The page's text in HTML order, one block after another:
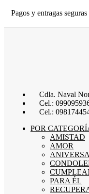
Pagos y entragas
Cdla. Naval
Cel.:
Cel.:
POR
AMISTAD
AMOR
PARA ÉL